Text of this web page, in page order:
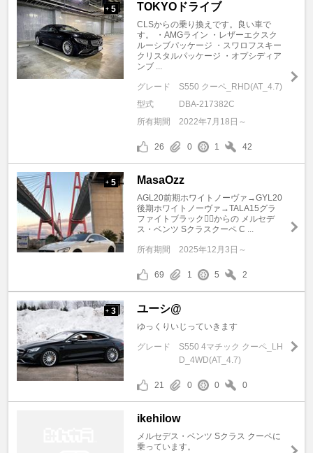
+ 5 TOKYOドライブ
CLSからの乗り換えです。良い車で
す。 ・AMGライン ・レザーエクスク
ルーシブパッケージ ・スワロフスキー
クリスタルパッケージ ・オプシディア
ンブ ...
グレード
S550 クーペ_RHD(AT_4.7)
型式
DBA-217382C
所有期間
2022年7月18日～
26 0 1 42
+ 5 MasaOzz
AGL20前期ホワイトノーヴァ→GYL20
後期ホワイトノーヴァ→TALA15グラ
ファイトブラック✌🏿からの メルセデ
ス・ベンツ Sクラスクーペ C ...
所有期間 2025年12月3日～
69 1 5 2
+ 3 ユーシ@
ゆっくりいじっていきます
グレード
S550 4マチック クーペ_LH
D_4WD(AT_4.7)
21 0 0 0
ikehilow
メルセデス・ベンツ Sクラス クーペに
乗っています。